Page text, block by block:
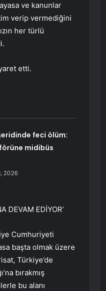
ve kanunlar
verip vermediğini
her türlü
etti.
feci ölüm:
midibüs
2026
DEVAM EDİYOR’
Cumhuriyeti
başta olmak üzere
Türkiye’de
bırakmış
bu alanı